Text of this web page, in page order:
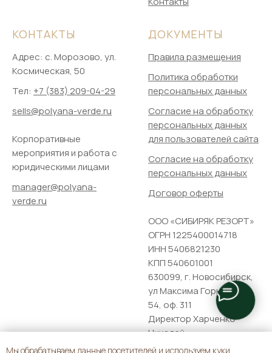
Мы обрабатываем данные посетителей и используем куки
КОНТАКТЫ
Адрес: ​с. Морозово, ул.
Космическая, 50
Тел: +7 (383) 209-04-29
sells@polyana-verde.ru
Корпоративные
мероприятия и работа с
юридическими лицами
manager@polyana-
verde.ru
ДОКУМЕНТЫ
Правила размещения
Политика обработки
персональных данных
Согласие на обработку
персональных данных
для пользователей сайта
Согласие на обработку
персональных данных
Договор оферты
ООО «СИБИРЯК РЕЗОРТ»
ОГРН 1225400014718
ИНН 5406821230
КПП 540601001
630099, г. Новосибирск,
ул Максима Горького, д.
54, оф. 311
Директор Харченко
Николай
Константинович,